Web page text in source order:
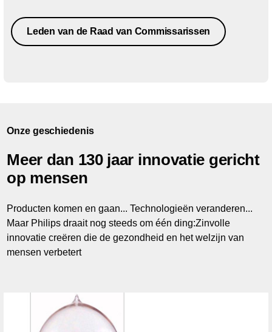
Leden van de Raad van Commissarissen
Onze geschiedenis
Meer dan 130 jaar innovatie gericht
op mensen
Producten komen en gaan... Technologieën veranderen...
Maar Philips draait nog steeds om één ding:Zinvolle
innovatie creëren die de gezondheid en het welzijn van
mensen verbetert